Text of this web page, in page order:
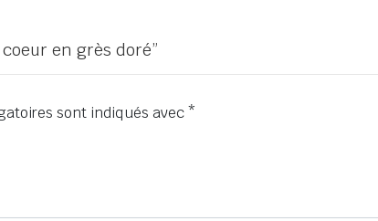
en grès doré”
sont indiqués avec*